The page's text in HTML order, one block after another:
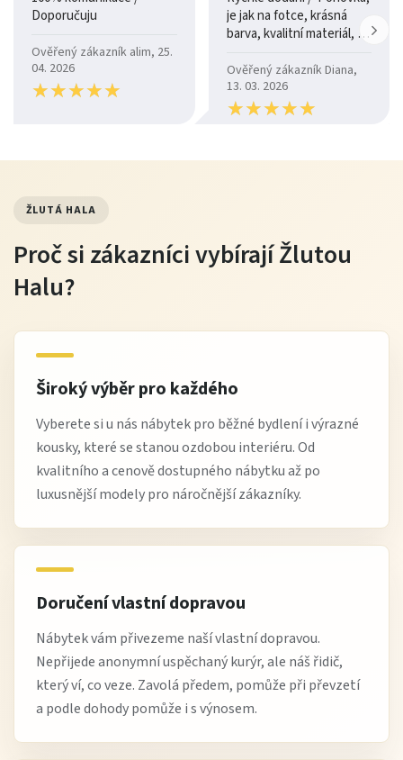
Doporučuju
Ověřený zákazník alim, 25.
04. 2026
★★★★★
★★★★★
je jak na fotce, krásná
barva, kvalitní materiál, a
Ověřený zákazník Diana,
13. 03. 2026
★★★★★
★★★★★
ŽLUTÁ HALA
Proč si zákazníci vybírají Žlutou
Halu?
Široký výběr pro každého
Vyberete si u nás nábytek pro běžné bydlení i výrazné
kousky, které se stanou ozdobou interiéru. Od
kvalitního a cenově dostupného nábytku až po
luxusnější modely pro náročnější zákazníky.
Doručení vlastní dopravou
Nábytek vám přivezeme naší vlastní dopravou.
Nepřijede anonymní uspěchaný kurýr, ale náš řidič,
který ví, co veze. Zavolá předem, pomůže při převzetí
a podle dohody pomůže i s výnosem.